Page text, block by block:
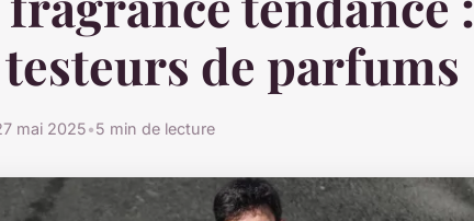
de parfums
mai 2025•5 min de lecture